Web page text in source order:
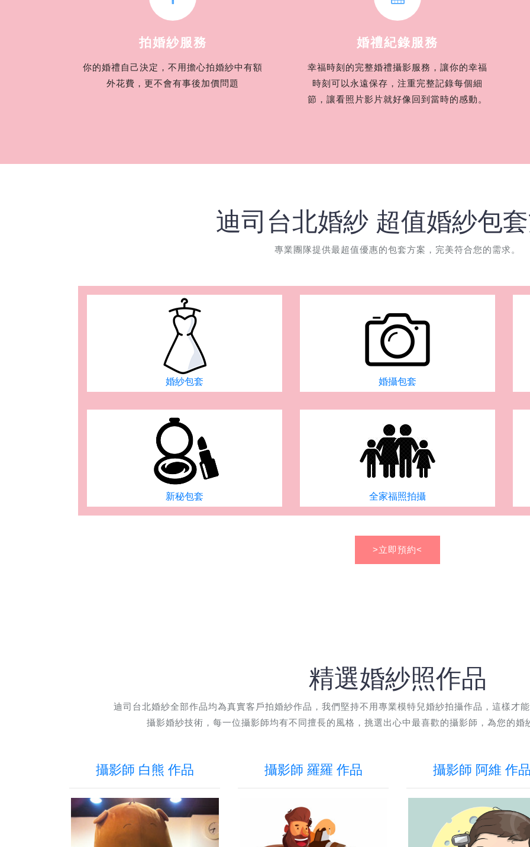
拍婚紗服務
你的婚禮自己決定，不用擔心拍婚紗中有額
外花費，更不會有事後加價問題
婚禮紀錄服務
幸福時刻的完整婚禮攝影服務，讓你的幸福
時刻可以永遠保存，注重完整記錄每個細
節，讓看照片影片就好像回到當時的感動。
迪司台北婚紗 超值婚紗包
專業團隊提供最超值優惠的包套方案，完美符合您的需求。
婚紗包套 婚攝包套
新秘包套 全家福照拍攝
>立即預約<
精選婚紗照作品
迪司台北婚紗全部作品均為真實客戶拍婚紗作品，我們堅持不用專業模特兒婚紗拍攝作品，這樣才
攝影婚紗技術，每一位攝影師均有不同擅長的風格，挑選出心中最喜歡的攝影師，為您的婚
攝影師 白熊 作品 攝影師 羅羅 作品 攝影師 阿維 作